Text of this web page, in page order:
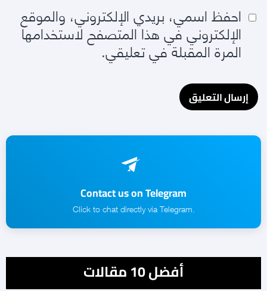
احفظ اسمي، بريدي الإلكتروني، والموقع
الإلكتروني في هذا المتصفح لاستخدامها
المرة المقبلة في تعليقي.
Contact us on Telegram
.Click to chat directly via Telegram
أفضل 10 مقالات